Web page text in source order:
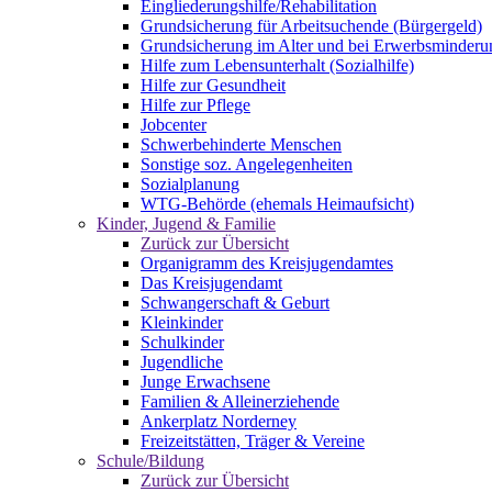
Eingliederungshilfe/Rehabilitation
Grundsicherung für Arbeitsuchende (Bürgergeld)
Grundsicherung im Alter und bei
Hilfe zum Lebensunterhalt (Sozialhilfe)
Hilfe zur Gesundheit
Hilfe zur Pflege
Jobcenter
Schwerbehinderte Menschen
Sonstige soz. Angelegenheiten
Sozialplanung
WTG-Behörde (ehemals Heimaufsicht)
Kinder, Jugend & Familie
Zurück zur Übersicht
Organigramm des Kreisjugendamtes
Das Kreisjugendamt
Schwangerschaft & Geburt
Kleinkinder
Schulkinder
Jugendliche
Junge Erwachsene
Familien & Alleinerziehende
Ankerplatz Norderney
Freizeitstätten, Träger & Vereine
Schule/Bildung
Zurück zur Übersicht